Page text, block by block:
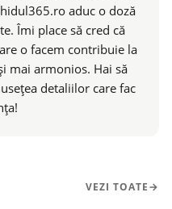
aduc o doză
Îmi place să cred că
o facem contribuie la
mai armonios. Hai să
detaliilor care fac
VEZI TOATE